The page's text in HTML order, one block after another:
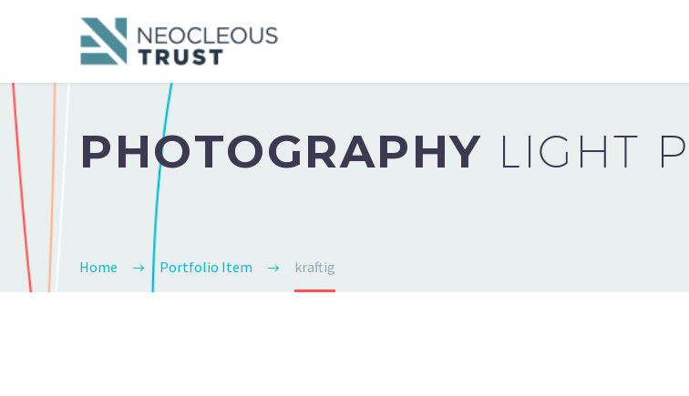
PHOTOGRAPHY LIGHT
Home Portfolio Item kraftig